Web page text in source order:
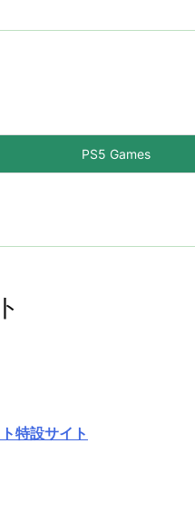
PS5 Games
特設サイト